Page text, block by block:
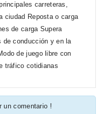
carreteras,
ciudad Reposta o carga
de carga Supera
de conducción y en la
de juego libre con
tráfico cotidianas
un comentario !